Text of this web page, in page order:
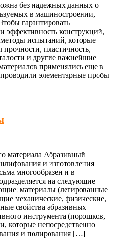
без надежных данных о
в машиностроении,
гарантировать
эффективность конструкций,
испытаний, которые
прочности, пластичность,
и другие важнейшие
применялись еще в
проводили элементарные пробы
материала Абразивный
и изготовления
многообразен и в
на следующие
материалы (легированные
механические, физические,
свойства абразивных
инструмента (порошков,
которые непосредственно
и полирования […]